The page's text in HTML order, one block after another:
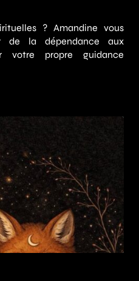
? Amandine vous
de la dépendance aux
votre propre guidance